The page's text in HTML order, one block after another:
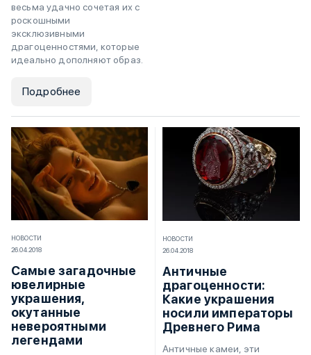
весьма удачно сочетая их с
роскошными
эксклюзивными
драгоценностями, которые
идеально дополняют образ.
Подробнее
НОВОСТИ
26.04.2018
Самые загадочные
ювелирные
украшения,
окутанные
невероятными
легендами
НОВОСТИ
26.04.2018
Античные
драгоценности:
Какие украшения
носили императоры
Древнего Рима
Античные камеи, эти